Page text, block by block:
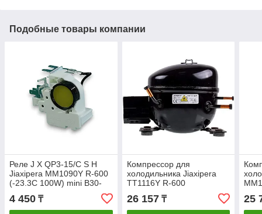
Подобные товары компании
Реле J X QP3-15/C S H
Jiaxipera MM1090Y R-600
(-23.3С 100W) mini B30-
4 450 ₸
Компрессор для
холодильника Jiaxipera
TT1116Y R-600
184W/-23.3°C
26 157₸ 25